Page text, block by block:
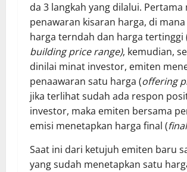
da 3 langkah yang dilalui. Pertama
penawaran kisaran harga, di
harga terndah dan harga tertinggi
building price range), kemudian,
dinilai minat investor, emiten
penaawaran satu harga (offering
jika terlihat sudah ada respon
investor, maka emiten bersama
emisi menetapkan harga final (
Saat ini dari ketujuh emiten baru
yang sudah menetapkan satu